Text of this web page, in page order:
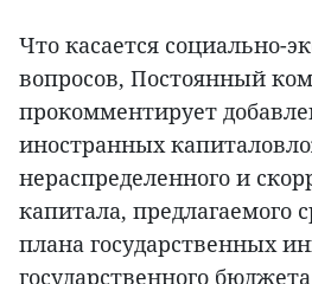
Что касается социально-
вопросов, Постоянный
прокомментирует
иностранных
нераспределенного и
капитала, предлагаемого
плана государственных
государственного